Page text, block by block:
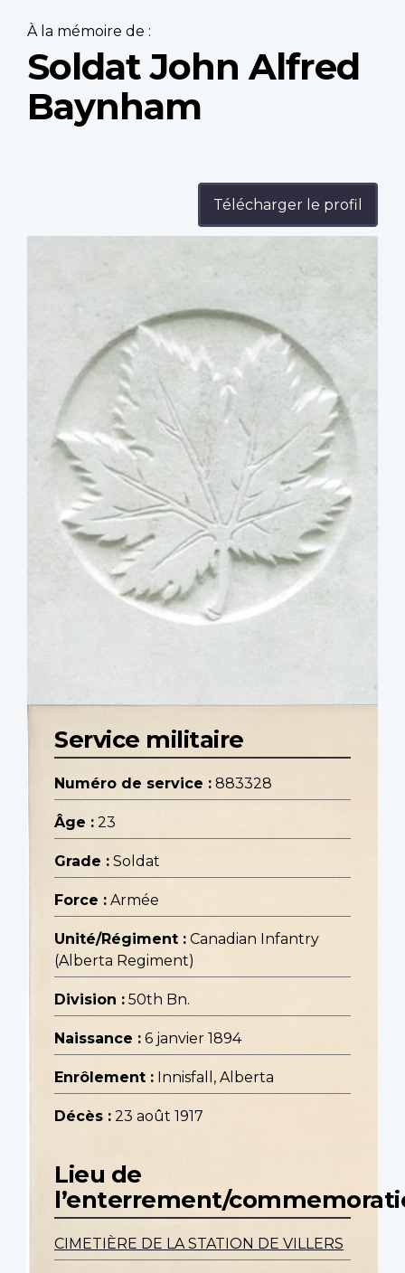
À la mémoire de :
Soldat John Alfred
Baynham
Télécharger le profil
Service militaire
Numéro de service : 883328
Âge : 23
Grade : Soldat
Force : Armée
Unité/Régiment : Canadian Infantry
(Alberta Regiment)
Division : 50th Bn.
Naissance : 6 janvier 1894
Enrôlement : Innisfall, Alberta
Décès : 23 août 1917
Lieu de
l’enterrement/
CIMETIÈRE DE LA STATION DE VILLERS